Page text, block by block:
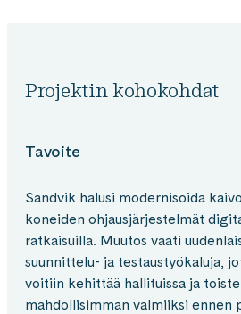
Projektin kohokohdat
Tavoite
Sandvik halusi modernisoida
koneiden ohjausjärjestelmät
ratkaisuilla. Muutos vaati
suunnittelu- ja testaustyökaluja,
voitiin kehittää hallituissa ja
mahdollisimman valmiiksi